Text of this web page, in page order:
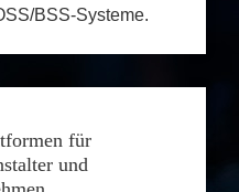
BSS-Systeme.
und